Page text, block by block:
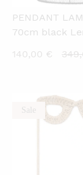
PENDANT
70cm black
140,00 €
Sale